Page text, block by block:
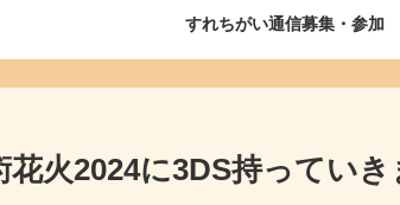
すれちがい通信募集・参加
花火2024に3DS持っていき